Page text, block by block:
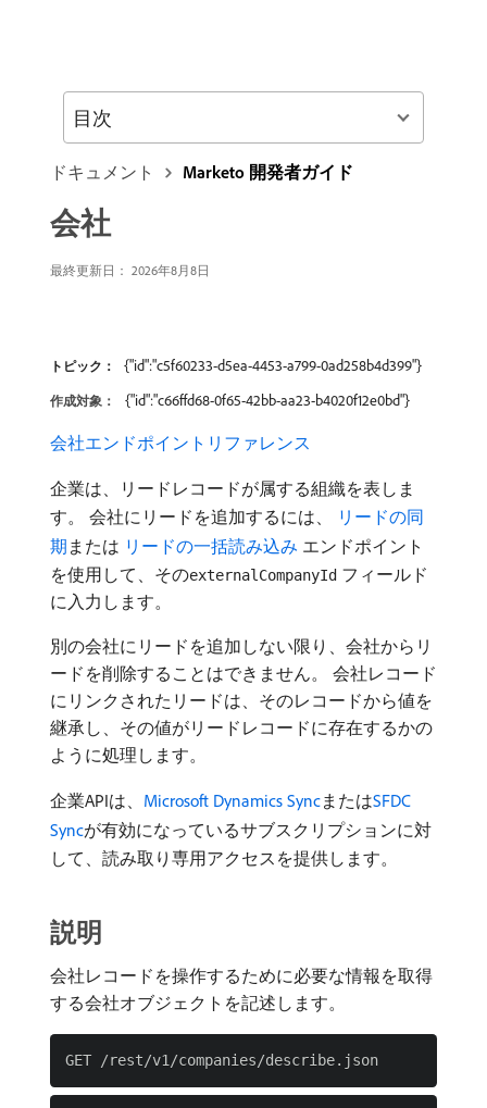
ドキュメント Marketo 開発者ガイド
会社
最終更新日： 2026年8月8日
トピック： {"id":"c5f60233-d5ea-4453-a799-0ad258b4d399"}
作成対象： {"id":"c66ffd68-0f65-42bb-aa23-b4020f12e0bd"}
会社エンドポイントリファレンス
企業は、リードレコードが属する組織を表しま
す。 会社にリードを追加するには、
​ リードの同
期 または ​ リードの一括読み込み エンドポイント
を使用して、そのexternalCompanyId フィールド
に入力します。
別の会社にリードを追加しない限り、会社からリ
ードを削除することはできません。 会社レコード
にリンクされたリードは、そのレコードから値を
継承し、その値がリードレコードに存在するかの
ように処理します。
企業APIは、 Microsoft Dynamics SyncまたはSFDC
Syncが有効になっているサブスクリプションに対
して、読み取り専用アクセスを提供します。
説明
会社レコードを操作するために必要な情報を取得
する会社オブジェクトを記述します。
目次